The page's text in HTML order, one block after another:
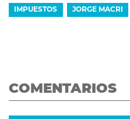
IMPUESTOS JORGE MACRI
COMENTARIOS